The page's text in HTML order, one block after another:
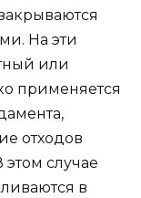
На эти
или
применяется
отходов
случае
в